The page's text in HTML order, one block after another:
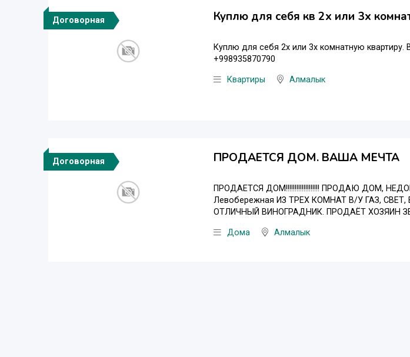
Договорная Куплю для себя кв 2х или 3х
Куплю для себя 2х или 3х комнатную
+998935870790
Квартиры Алмалык
Договорная ПРОДАЕТСЯ ДОМ. ВАША МЕЧТА
ПРОДАЕТСЯ ДОМ!!!!!!!!!!!!!!!!!!! ПРОДАЮ ДОМ,
Левобережная ИЗ ТРЕХ КОМНАТ В/У ГАЗ,
ОТЛИЧНЫЙ ВИНОГРАДНИК. ПРОДАЁТ ХОЗЯИН
Дома Алмалык